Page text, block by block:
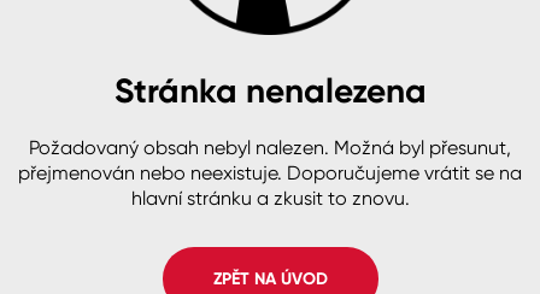
B2B +420 800 145 555Po – Pá: 8:00–15:00
Česko
Slovensko Polsko Worldwide
Beton, asfalt, minerální podklady
Plast, sklo, keramika
Stěny
Fasády
Spreje
Colorlak Pta
Stránka nenalezena
Požadovaný obsah nebyl nalezen. Možná byl přesunut,
přejmenován nebo neexistuje. Doporučujeme vrátit se na
hlavní stránku a zkusit to znovu.
ZPĚT NA ÚVOD